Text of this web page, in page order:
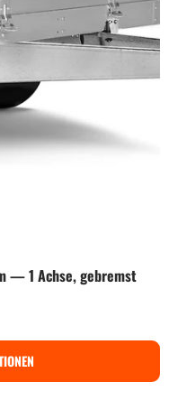
— 1 Achse, gebremst